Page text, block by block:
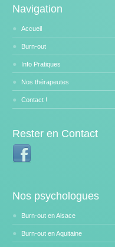
Navigation
Accueil
Burn-out
Info Pratiques
Nos thérapeutes
Contact !
Rester en Contact
Nos psychologues
Burn-out en Alsace
Burn-out en Aquitaine